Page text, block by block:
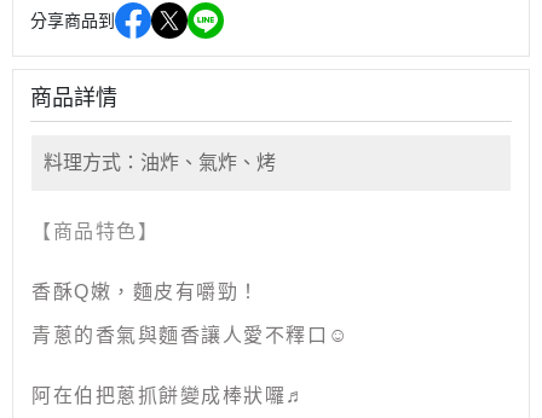
分享商品到
商品詳情
料理方式：油炸、氣炸、烤
【商品特色】
香酥Q嫩，麵皮有嚼勁！
青蔥的香氣與麵香讓人愛不釋口☺
阿在伯把蔥抓餅變成棒狀囉♬